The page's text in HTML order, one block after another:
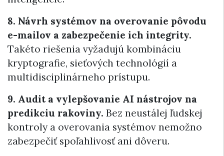
8. Návrh systémov na overovanie pôvodu
e-mailov a zabezpečenie ich integrity.
Takéto riešenia vyžadujú kombináciu
kryptografie, sieťových technológií a
multidisciplinárneho prístupu.
9. Audit a vylepšovanie AI nástrojov na
predikciu rakoviny. Bez neustálej ľudskej
kontroly a overovania systémov nemožno
zabezpečiť spoľahlivosť ani dôveru.